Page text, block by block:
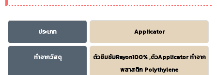
ประเภท Applicator
ทำจากวัสดุ
ตัวซึมซัมRayon100% ,ตัวApplicator ทำจาก
พลาสติก Polythylene